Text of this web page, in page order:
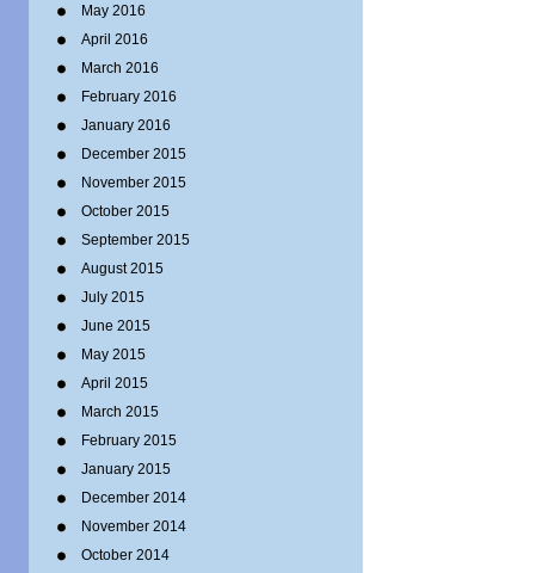
May 2016
April 2016
March 2016
February 2016
January 2016
December 2015
November 2015
October 2015
September 2015
August 2015
July 2015
June 2015
May 2015
April 2015
March 2015
February 2015
January 2015
December 2014
November 2014
October 2014